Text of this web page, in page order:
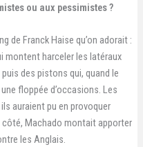
ou aux pessimistes ?
de Franck Haise qu’on adorait :
montent harceler les latéraux
des pistons qui, quand le
floppée d’occasions. Les
auraient pu en provoquer
côté, Machado montait apporter
les Anglais.